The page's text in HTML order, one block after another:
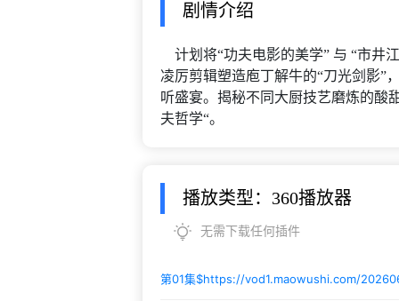
剧情介绍
计划将“功夫电影的美学” 与 “市井
凌厉剪辑塑造庖丁解牛的“刀光剑影”
听盛宴。揭秘不同大厨技艺磨炼的酸
夫哲学“。
播放类型：360播放器
无需下载任何插件
第01集$https://vod1.maowushi.com/